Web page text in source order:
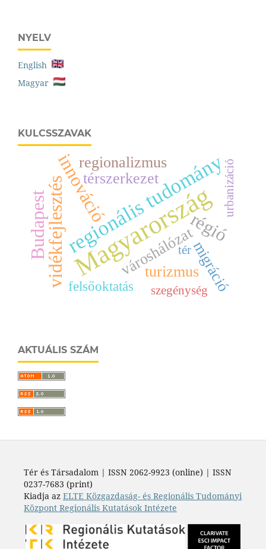
NYELV
English
Magyar
KULCSSZAVAK
Magyarország
regionális tudomány
vidékfejlesztés
Budapestinnováció
régió
városhálózatmigráció
turizmus
térszerkezet
regionalizmus
felsőoktatás
urbanizáció
szegénység
tér
AKTUÁLIS SZÁM
Tér és Társadalom | ISSN 2062-9923 (online) | ISSN
0237-7683 (print)
Kiadja az ELTE Közgazdaság- és Regionális Tudományi
Központ Regionális Kutatások Intézete